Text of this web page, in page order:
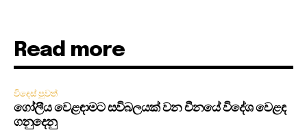
Read more
විදෙස් පුවත්
ගෝලීය වෙළඳාමට සවිබලයක් වන චීනයේ විදේශ වෙළඳ
ගනුදෙනු